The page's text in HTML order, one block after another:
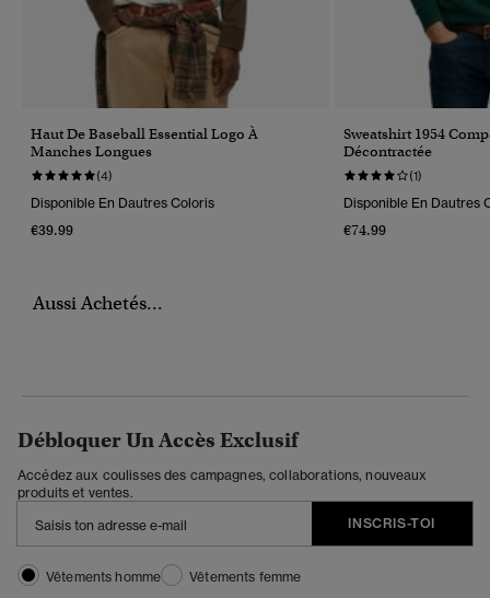
Haut De Baseball Essential Logo À
Manches Longues
(4)
Disponible En Dautres Coloris
€39.99
Sweatshirt 1954
Décontractée
(1)
Disponible En Dautres
€74.99
Aussi Achetés...
Débloquer Un Accès Exclusif
Accédez aux coulisses des campagnes, collaborations, nouveaux
produits et ventes.
INSCRIS-TOI
Vêtements homme
Vêtements femme